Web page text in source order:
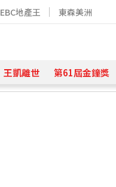
EBC地產王 東森美洲
王凱離世 第61屆金鐘獎